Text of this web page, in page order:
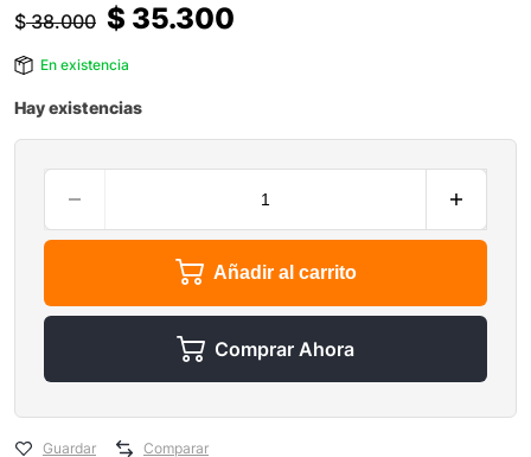
$38.000 $ 35.300
En existencia
Hay existencias
Añadir al carrito
Comprar Ahora
Guardar Comparar